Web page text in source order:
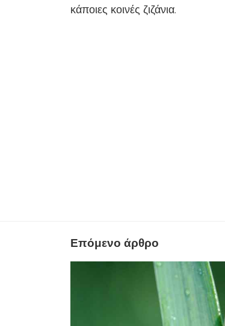
κάποιες κοινές ζιζάνια.
Επόμενο άρθρο